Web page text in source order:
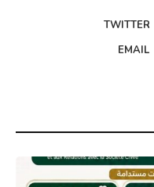
TWITTER
EMAIL